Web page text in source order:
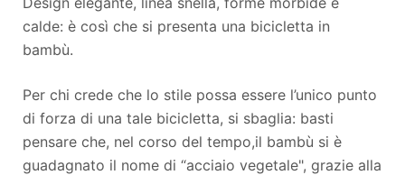
calde: è così che si presenta una bicicletta in
bambù.
Per chi crede che lo stile possa essere l’unico punto
di forza di una tale bicicletta, si sbaglia: basti
pensare che, nel corso del tempo,il bambù si è
guadagnato il nome di “acciaio vegetale", grazie alla